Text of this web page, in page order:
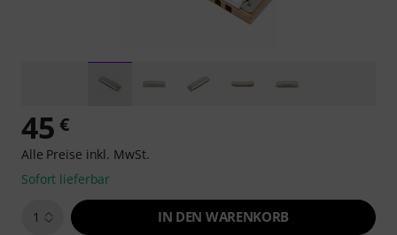
45 €
Alle Preise inkl. MwSt.
Sofort lieferbar
1 IN DEN WARENKORB